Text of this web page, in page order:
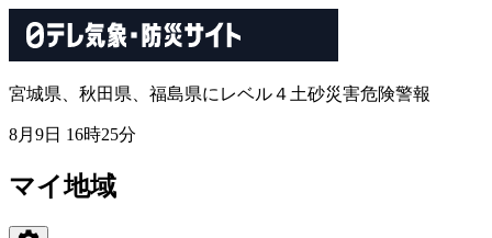
宮城県、秋田県、福島県にレベル４土砂災害危険警報
8月9日 16時25分
マイ地域